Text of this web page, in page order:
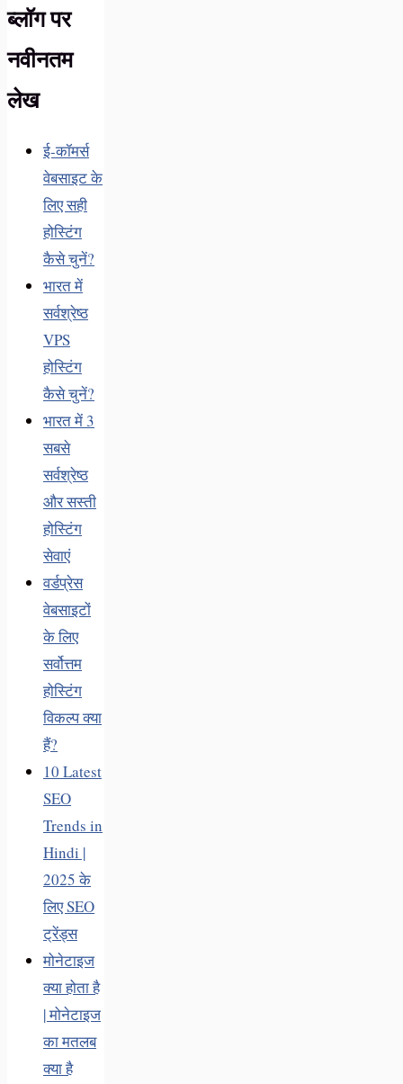
ब्लॉग पर
नवीनतम
लेख
ई-कॉमर्स
वेबसाइट के
लिए सही
होस्टिंग
कैसे चुनें?
भारत में
सर्वश्रेष्ठ
VPS
होस्टिंग
कैसे चुनें?
भारत में 3
सबसे
सर्वश्रेष्ठ
और सस्ती
होस्टिंग
सेवाएं
वर्डप्रेस
वेबसाइटों
के लिए
सर्वोत्तम
होस्टिंग
विकल्प क्या
हैं?
10 Latest
SEO
Trends in
Hindi |
2025 के
लिए SEO
ट्रेंड्स
मोनेटाइज
क्या होता है
| मोनेटाइज
का मतलब
क्या है